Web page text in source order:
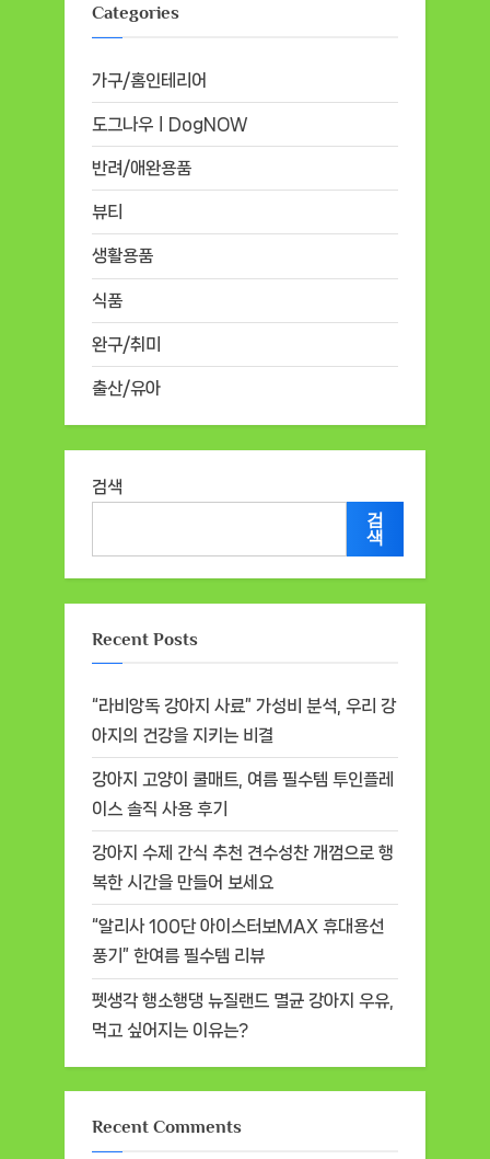
Categories
가구/홈인테리어
도그나우ㅣDogNOW
반려/애완용품
뷰티
생활용품
식품
완구/취미
출산/유아
검색
검
색
Recent Posts
“라비앙독 강아지 사료” 가성비 분석, 우리 강
아지의 건강을 지키는 비결
강아지 고양이 쿨매트, 여름 필수템 투인플레
이스 솔직 사용 후기
강아지 수제 간식 추천 견수성찬 개껌으로 행
복한 시간을 만들어 보세요
“알리사 100단 아이스터보MAX 휴대용선
풍기” 한여름 필수템 리뷰
펫생각 행소행댕 뉴질랜드 멸균 강아지 우유,
먹고 싶어지는 이유는?
Recent Comments